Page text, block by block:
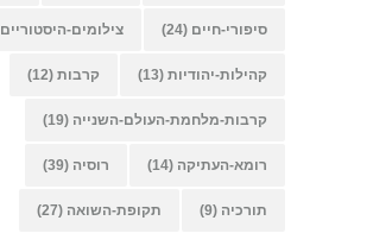
סיפורי-חיים (24) צילומים-היסטוריים
קהילות-יהודיות (13) קרבות (12)
קרבות-מלחמת-העולם-השנייה (19)
רומא-העתיקה (14) רוסיה (39)
תורכיה (9) תקופת-השואה (27)